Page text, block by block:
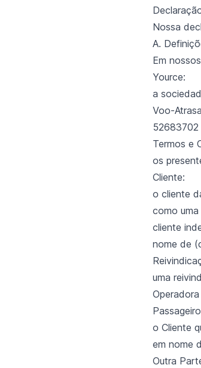
Nossa
A.
Em
Yource:
a
Voo-
52683702
Termos e
os
Cliente:
o cliente
como
cliente
nome de
uma
o Cliente
em nome
Outra